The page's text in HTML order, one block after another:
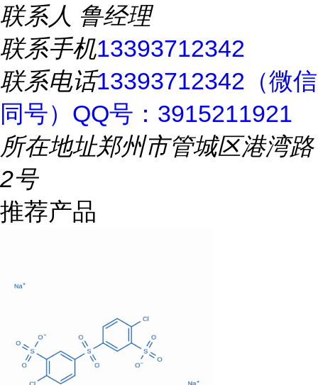
联系人 鲁经理
联系手机13393712342
联系电话13393712342（微信
同号）QQ号：3915211921
所在地址郑州市管城区港湾路
2号
推荐产品